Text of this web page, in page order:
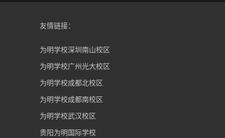
友情链接：
为明学校深圳南山校区
为明学校广州光大校区
为明学校成都北校区
为明学校成都南校区
为明学校武汉校区
贵阳为明国际学校